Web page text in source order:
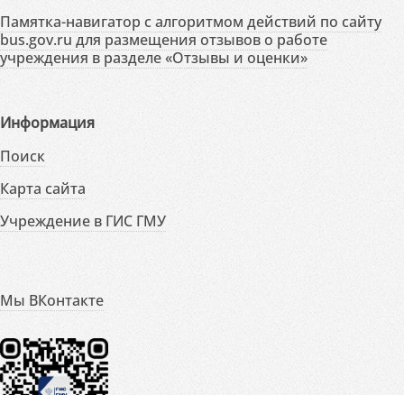
Памятка-навигатор с алгоритмом действий по сайту
bus.gov.ru для размещения отзывов о работе
учреждения в разделе «Отзывы и оценки»
Информация
Поиск
Карта сайта
Учреждение в ГИС ГМУ
Мы ВКонтакте